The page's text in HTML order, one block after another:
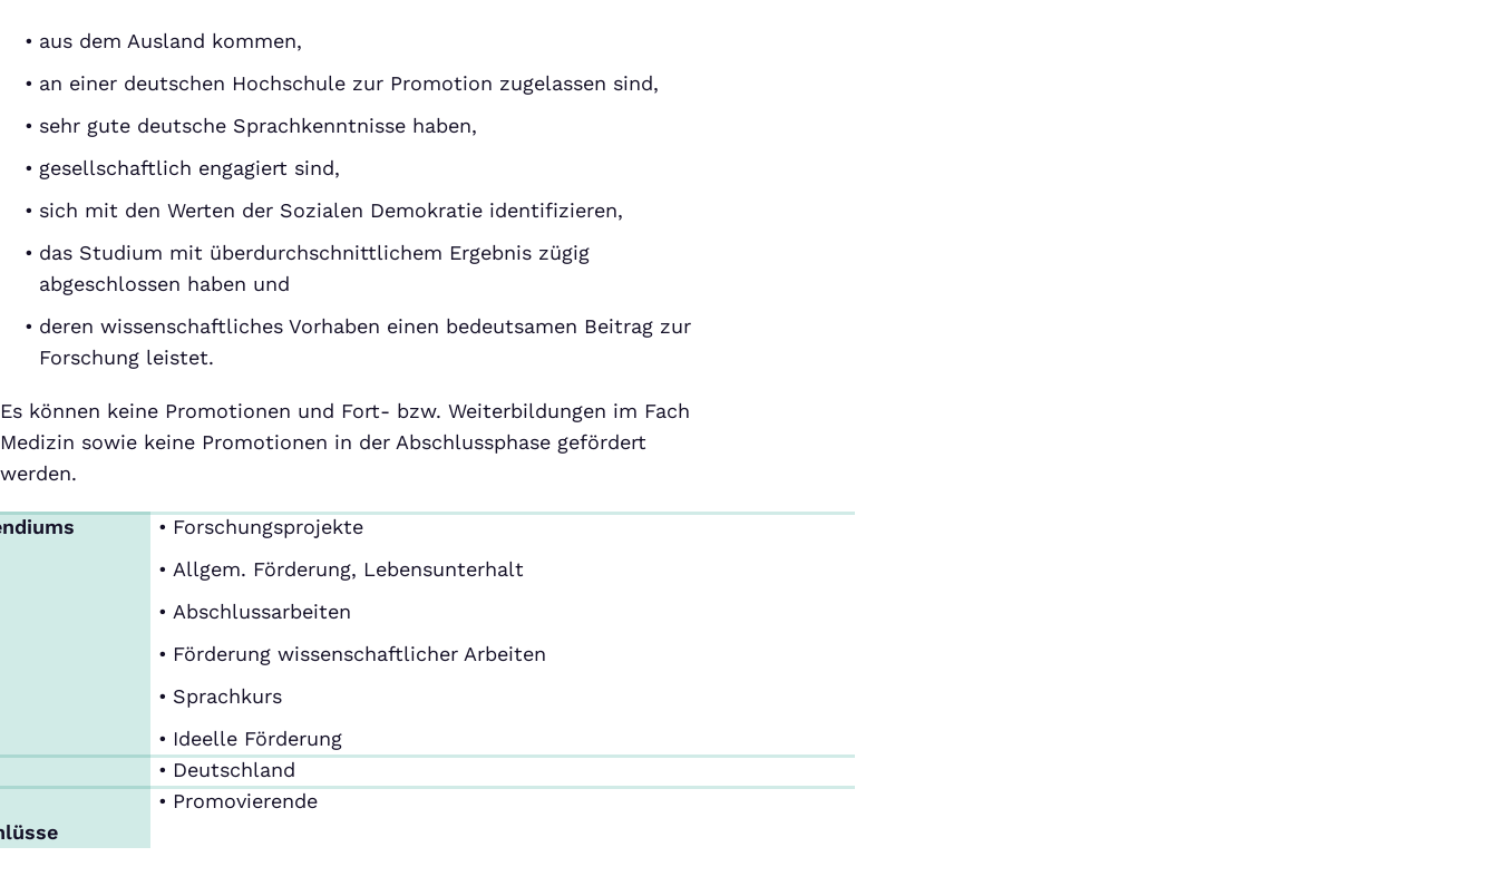
aus dem Ausland kommen,
an einer deutschen Hochschule zur Promotion zugelassen sind,
sehr gute deutsche Sprachkenntnisse haben,
gesellschaftlich engagiert sind,
sich mit den Werten der Sozialen Demokratie identifizieren,
das Studium mit überdurchschnittlichem Ergebnis zügig
abgeschlossen haben und
deren wissenschaftliches Vorhaben einen bedeutsamen Beitrag zur
Forschung leistet.
Es können keine Promotionen und Fort- bzw. Weiterbildungen im Fach
Medizin sowie keine Promotionen in der Abschlussphase gefördert
werden.
Forschungsprojekte
Allgem. Förderung, Lebensunterhalt
Abschlussarbeiten
Förderung wissenschaftlicher Arbeiten
Sprachkurs
Ideelle Förderung
Deutschland
Promovierende